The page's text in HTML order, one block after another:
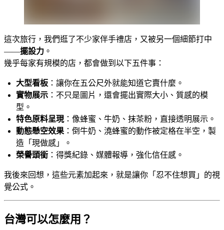
這次旅行，我們逛了不少家伴手禮店，又被另一個細節打中
——擺設力 。
幾乎每家有規模的店，都會做到以下五件事：
大型看板 ：讓你在五公尺外就能知道它賣什麼。
實物展示 ：不只是圖片，還會擺出實際大小、質感的模
型。
特色原料呈現：像蜂蜜、牛奶、抹茶粉，直接透明展示。
動態懸空效果 ：倒牛奶、澆蜂蜜的動作被定格在半空，製
造「現做感」。
榮譽頭銜 ：得獎紀錄、媒體報導，強化信任感。
我後來回想，這些元素加起來，就是讓你「忍不住想買」的視
覺公式。
台灣可以怎麼用？